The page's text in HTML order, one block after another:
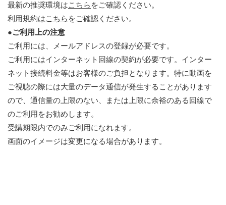
最新の推奨環境はこちら をご確認ください。
利用規約はこちら をご確認ください。
●ご利用上の注意
ご利用には、メールアドレスの登録が必要です。
ご利用にはインターネット回線の契約が必要です。インター
ネット接続料金等はお客様のご負担となります。特に動画を
ご視聴の際には大量のデータ通信が発生することがあります
ので、通信量の上限のない、または上限に余裕のある回線で
のご利用をお勧めします。
受講期限内でのみご利用になれます。
画面のイメージは変更になる場合があります。